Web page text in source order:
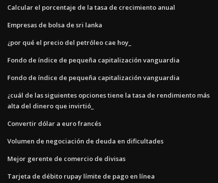
Calcular el porcentaje de la tasa de crecimiento anual
Empresas de bolsa de sri lanka
¿por qué el precio del petróleo cae hoy_
Fondo de índice de pequeña capitalización vanguardia
Fondo de índice de pequeña capitalización vanguardia
¿cuál de las siguientes opciones tiene la tasa de rendimiento más
alta del dinero que invirtió_
Convertir dólar a euro francés
Volumen de negociación de deuda en dificultades
Mejor gerente de comercio de divisas
Tarjeta de débito rupay límite de pago en línea